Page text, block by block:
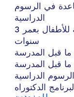
في الرسوم
الدراسية
رصيد الرسوم الدراسية للأطفال بعمر 3
سنوات
ما قبل المدرسة
قبل المدرسة
الدراسية
الدكتوراه